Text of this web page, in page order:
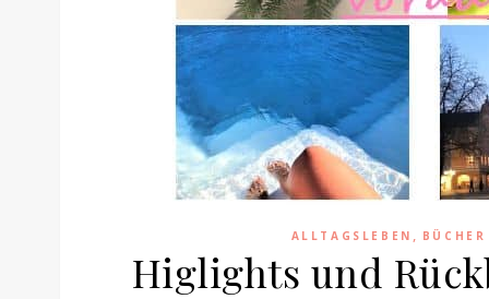
ALLTAGSLEBEN ,
Higlights und